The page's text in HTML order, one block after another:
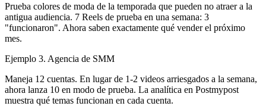
Prueba colores de moda de la temporada que pueden no atraer a la
antigua audiencia. 7 Reels de prueba en una semana: 3
"funcionaron". Ahora saben exactamente qué vender el próximo
mes.
Ejemplo 3. Agencia de SMM
Maneja 12 cuentas. En lugar de 1-2 videos arriesgados a la semana,
ahora lanza 10 en modo de prueba. La analítica en Postmypost
muestra qué temas funcionan en cada cuenta.